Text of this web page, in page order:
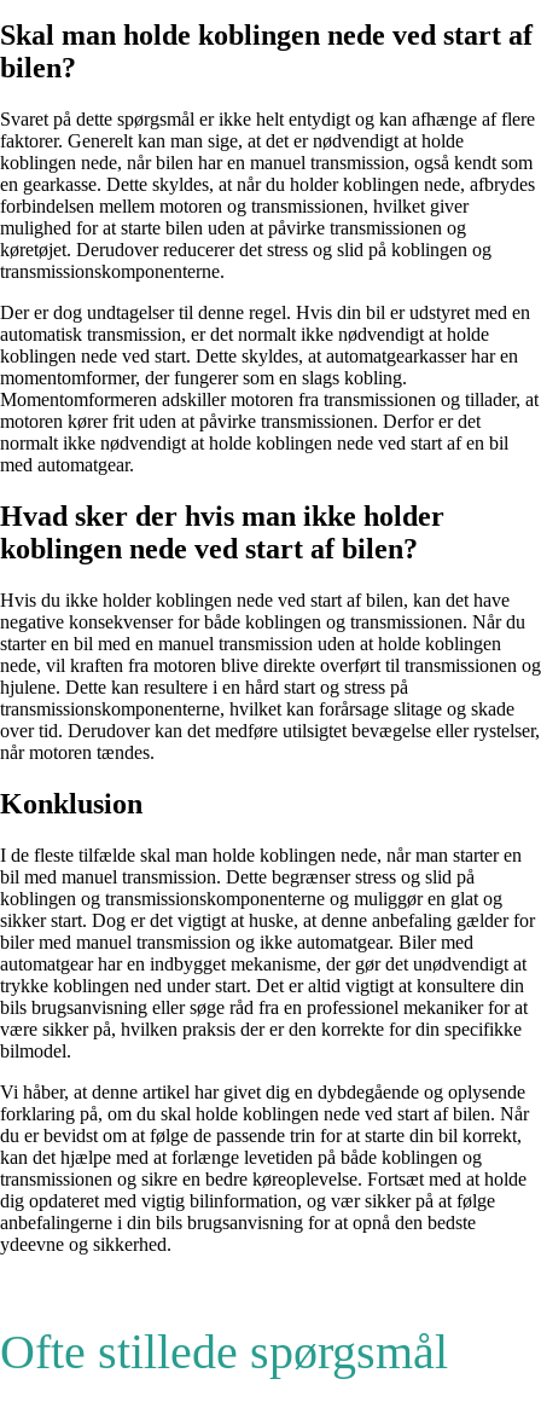
Skal man holde koblingen nede ved start af
bilen?
Svaret på dette spørgsmål er ikke helt entydigt og kan afhænge af flere
faktorer. Generelt kan man sige, at det er nødvendigt at holde
koblingen nede, når bilen har en manuel transmission, også kendt som
en gearkasse. Dette skyldes, at når du holder koblingen nede, afbrydes
forbindelsen mellem motoren og transmissionen, hvilket giver
mulighed for at starte bilen uden at påvirke transmissionen og
køretøjet. Derudover reducerer det stress og slid på koblingen og
transmissionskomponenterne.
Der er dog undtagelser til denne regel. Hvis din bil er udstyret med en
automatisk transmission, er det normalt ikke nødvendigt at holde
koblingen nede ved start. Dette skyldes, at automatgearkasser har en
momentomformer, der fungerer som en slags kobling.
Momentomformeren adskiller motoren fra transmissionen og tillader, at
motoren kører frit uden at påvirke transmissionen. Derfor er det
normalt ikke nødvendigt at holde koblingen nede ved start af en bil
med automatgear.
Hvad sker der hvis man ikke holder
koblingen nede ved start af bilen?
Hvis du ikke holder koblingen nede ved start af bilen, kan det have
negative konsekvenser for både koblingen og transmissionen. Når du
starter en bil med en manuel transmission uden at holde koblingen
nede, vil kraften fra motoren blive direkte overført til transmissionen og
hjulene. Dette kan resultere i en hård start og stress på
transmissionskomponenterne, hvilket kan forårsage slitage og skade
over tid. Derudover kan det medføre utilsigtet bevægelse eller rystelser,
når motoren tændes.
Konklusion
I de fleste tilfælde skal man holde koblingen nede, når man starter en
bil med manuel transmission. Dette begrænser stress og slid på
koblingen og transmissionskomponenterne og muliggør en glat og
sikker start. Dog er det vigtigt at huske, at denne anbefaling gælder for
biler med manuel transmission og ikke automatgear. Biler med
automatgear har en indbygget mekanisme, der gør det unødvendigt at
trykke koblingen ned under start. Det er altid vigtigt at konsultere din
bils brugsanvisning eller søge råd fra en professionel mekaniker for at
være sikker på, hvilken praksis der er den korrekte for din specifikke
bilmodel.
Vi håber, at denne artikel har givet dig en dybdegående og oplysende
forklaring på, om du skal holde koblingen nede ved start af bilen. Når
du er bevidst om at følge de passende trin for at starte din bil korrekt,
kan det hjælpe med at forlænge levetiden på både koblingen og
transmissionen og sikre en bedre køreoplevelse. Fortsæt med at holde
dig opdateret med vigtig bilinformation, og vær sikker på at følge
anbefalingerne i din bils brugsanvisning for at opnå den bedste
ydeevne og sikkerhed.
Ofte stillede spørgsmål